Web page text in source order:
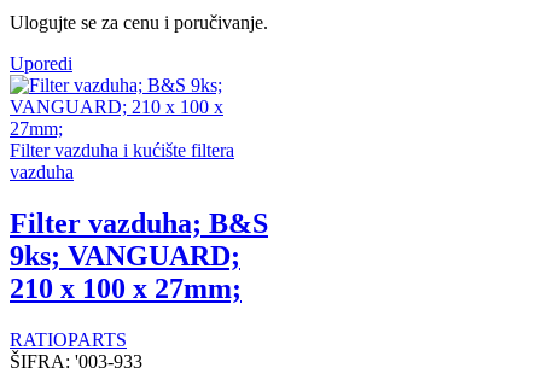
Ulogujte se za cenu i poručivanje.
Uporedi
Filter vazduha i kućište filtera
vazduha
Filter vazduha; B&S
9ks; VANGUARD;
210 x 100 x 27mm;
RATIOPARTS
ŠIFRA: '003-933